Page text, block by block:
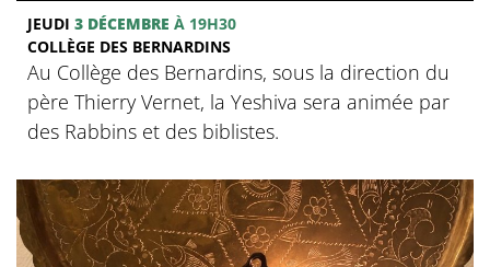
JEUDI 3 DÉCEMBRE À 19H30
COLLÈGE DES BERNARDINS
Au Collège des Bernardins, sous la direction du
père Thierry Vernet, la Yeshiva sera animée par
des Rabbins et des biblistes.